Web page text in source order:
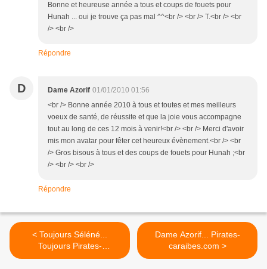
Bonne et heureuse année a tous et coups de fouets pour
Hunah ... oui je trouve ça pas mal ^^<br /> <br /> T.<br /> <br
/> <br />
Répondre
D Dame Azorif 01/01/2010 01:56
<br /> Bonne année 2010 à tous et toutes et mes meilleurs
voeux de santé, de réussite et que la joie vous accompagne
tout au long de ces 12 mois à venir!<br /> <br /> Merci d'avoir
mis mon avatar pour fêter cet heureux évènement.<br /> <br
/> Gros bisous à tous et des coups de fouets pour Hunah ;<br
/> <br /> <br />
Répondre
< Toujours Séléné...
Toujours Pirates-
Caraibes.com
Dame Azorif... Pirates-
caraibes.com >